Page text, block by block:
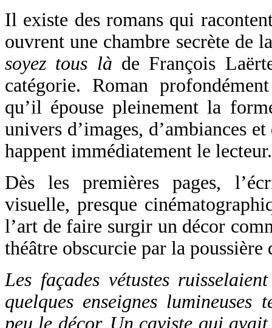
Il existe des romans qui
ouvrent une chambre secrète de
soyez tous là de François
catégorie. Roman
qu’il épouse pleinement la
univers d’images, d’ambiances
happent immédiatement le lecteur.
Dès les premières pages,
visuelle, presque
l’art de faire surgir un décor
théâtre obscurcie par la poussière
Les façades vétustes
quelques enseignes lumineuses
peu le décor. Un caviste qui